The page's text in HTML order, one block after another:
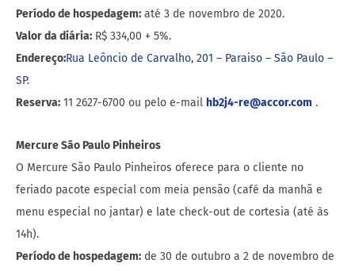
Período de hospedagem: até 3 de novembro de 2020.
Valor da diária: R$ 334,00 + 5%.
Endereço:Rua Leôncio de Carvalho, 201 – Paraiso – São Paulo –
SP.
Reserva: 11 2627-6700 ou pelo e-mail hb2j4-re@accor.com .
Mercure São Paulo Pinheiros
O Mercure São Paulo Pinheiros oferece para o cliente no
feriado pacote especial com meia pensão (café da manhã e
menu especial no jantar) e late check-out de cortesia (até às
14h).
Período de hospedagem: de 30 de outubro a 2 de novembro de